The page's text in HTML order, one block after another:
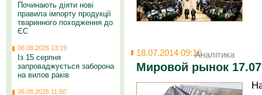
18.07.2014 09:16Аналітика
Мировой рынок
Починають діяти нові
правила імпорту продукції
тваринного походження до
ЄС
06.08.2026 13:19
Із 15 серпня
запроваджується заборона
на вилов раків
06.08.2026 11:50